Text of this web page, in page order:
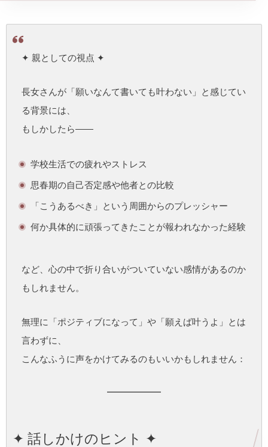
✦ 親としての視点 ✦
長女さんが「願いなんて書いても叶わない」と感じてい
る背景には、
もしかしたら——
学校生活での疲れやストレス
思春期の自己否定感や他者との比較
「こうあるべき」という周囲からのプレッシャー
何か具体的に頑張ってきたことが報われなかった経験
など、心の中で折り合いがついていない感情があるのか
もしれません。
無理に「ポジティブになって」や「願えば叶うよ」とは
言わずに、
こんなふうに声をかけてみるのもいいかもしれません：
✦ 話しかけのヒント ✦